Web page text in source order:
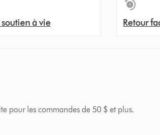
à vie Retour
pour les commandes de 50 $ et plus.